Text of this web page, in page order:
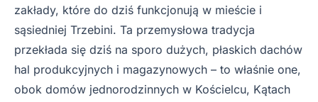
zakłady, które do dziś funkcjonują w mieście i
sąsiedniej Trzebini. Ta przemysłowa tradycja
przekłada się dziś na sporo dużych, płaskich dachów
hal produkcyjnych i magazynowych – to właśnie one,
obok domów jednorodzinnych w Kościelcu, Kątach